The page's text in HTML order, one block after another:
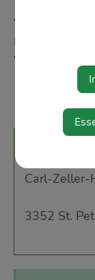
Verkauf: 9 -
Für das
Volksschule!
Carl-Zeller-
3352 St.